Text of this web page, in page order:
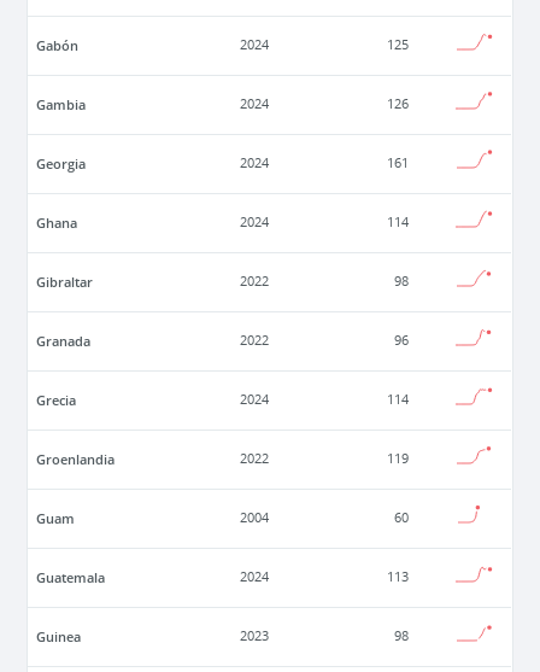
Gabón 2024 125
Gambia 2024 126
Georgia 2024 161
Ghana 2024 114
Gibraltar 2022 98
Granada 2022 96
Grecia 2024 114
Groenlandia 2022 119
Guam 2004 60
Guatemala 2024 113
Guinea 2023 98